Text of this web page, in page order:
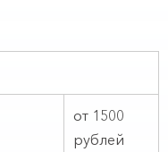
от 1500
рублей